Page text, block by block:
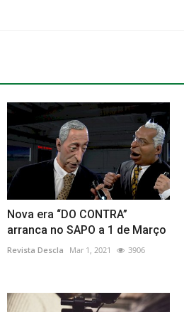
Nova era “DO CONTRA”
arranca no SAPO a 1 de Março
Revista Descla Mar 1, 2021 3906